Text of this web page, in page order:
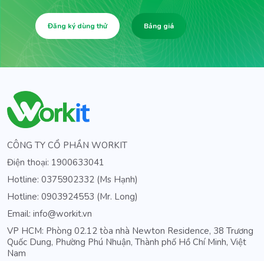
Đăng ký dùng thử Bảng giá
CÔNG TY CỔ PHẦN WORKIT
Điện thoại: 1900633041
Hotline: 0375902332 (Ms Hạnh)
Hotline: 0903924553 (Mr. Long)
Email: info@workit.vn
VP HCM: Phòng 02.12 tòa nhà Newton Residence, 38 Trương
Quốc Dung, Phường Phú Nhuận, Thành phố Hồ Chí Minh, Việt
Nam